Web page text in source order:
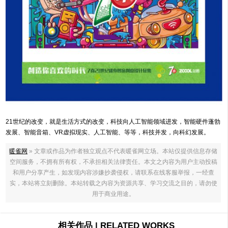
21世纪的改变，就是生活方式的改变，科技向人工智能领域进发，智能硬件蓬勃
发展、智能音箱、VR虚拟现实、人工智能、等等，科技并发，向科幻发展。
暖雀网 » 文章或作品为作者独立观点不代表暖雀网立场。本站仅提供信息存储
空间服务，不拥有所有权，不承担相关法律责任。本文之内容为用户主动投稿
和用户分享产生，如发现内容涉嫌抄袭侵权，请联系在线客服举报，一经查
实，本站将立刻删除。本站转载之内容为资源共享、学习交流之目的，请勿使
用于商业用途。
相关作品 | RELATED WORKS